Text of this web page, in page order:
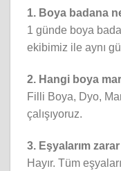
1. Boya badana
1 günde boya
ekibimiz ile aynı
2. Hangi boya
Filli Boya, Dyo,
çalışıyoruz.
3. Eşyalarım
Hayır. Tüm